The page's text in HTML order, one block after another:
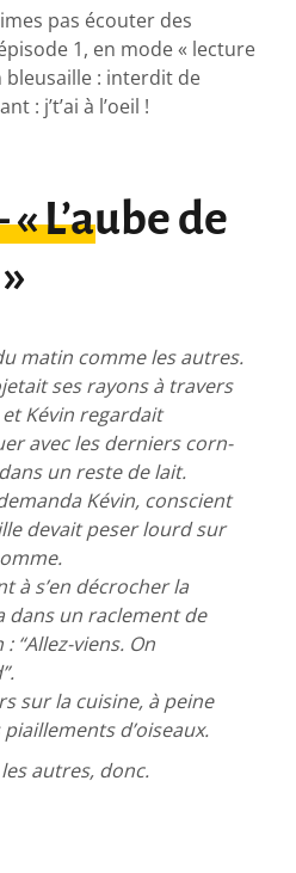
pas écouter des
1, en mode « lecture
bleusaille : interdit de
: j’t’ai à l’oeil !
L’aube de
matin comme les autres.
ses rayons à travers
Kévin regardait
avec les derniers corn-
un reste de lait.
Kévin, conscient
devait peser lourd sur
à s’en décrocher la
dans un raclement de
“Allez-viens. On
sur la cuisine, à peine
d’oiseaux.
autres, donc.